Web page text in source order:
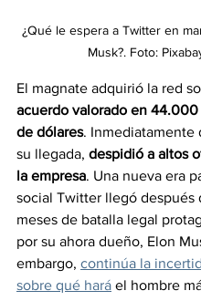
¿Qué le espera a Twitter en
Musk?. Foto:
El magnate adquirió la red
acuerdo valorado en
de dólares. Inmediatamente
su llegada, despidió a altos
la empresa. Una nueva era
social Twitter llegó después
meses de batalla legal
por su ahora dueño, Elon
embargo, continúa la
sobre qué hará el hombre